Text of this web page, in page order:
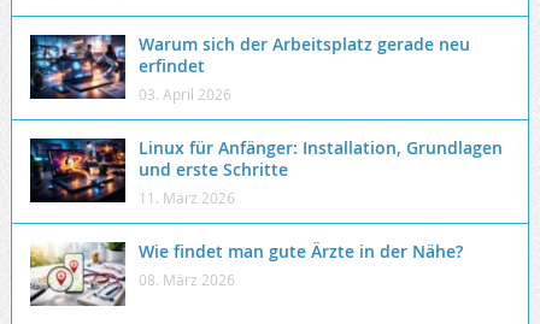
Warum sich der Arbeitsplatz gerade neu
erfindet
03. April 2026
Linux für Anfänger: Installation, Grundlagen
und erste Schritte
11. März 2026
Wie findet man gute Ärzte in der Nähe?
08. März 2026